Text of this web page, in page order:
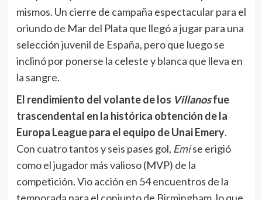
El rendimiento del volante de los
Villanos
trascendental en la histórica obtención de la
Europa League para el equipo de Unai Emery
Con cuatro tantos y seis pases gol,
competición. Vio acción en 54 encuentros de la
temporada para el conjunto de Birmingham, lo que
demostró que pudo recuperarse sin problemas de
la rotura de ligamentos que padeció en agosto del
2023.
Si bien fue convocado por Scaloni en febrero del